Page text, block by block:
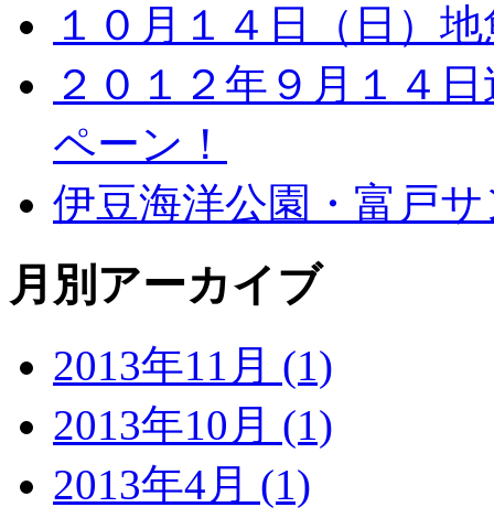
１０月１４日（日）
２０１２年９月１４
ペーン！
伊豆海洋公園・富戸
月別アーカイブ
2013年11月 (1)
2013年10月 (1)
2013年4月 (1)